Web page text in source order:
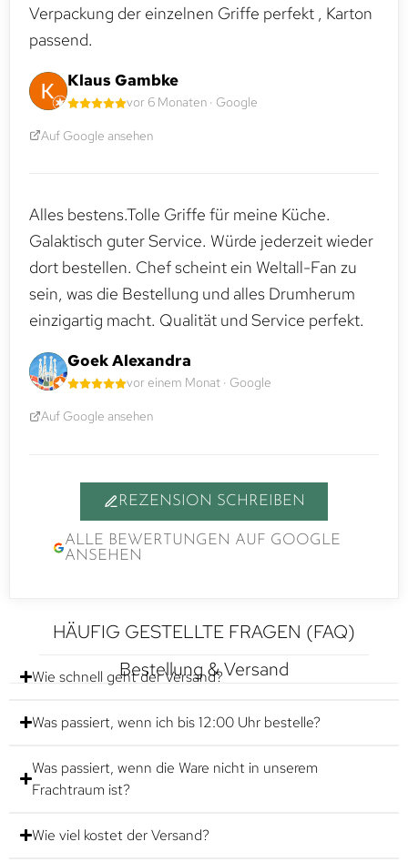
Verpackung der einzelnen Griffe perfekt , Karton
passend.
Klaus Gambke
vor 6 Monaten · Google
Auf Google ansehen
Alles bestens.Tolle Griffe für meine Küche.
Galaktisch guter Service. Würde jederzeit wieder
dort bestellen. Chef scheint ein Weltall-Fan zu
sein, was die Bestellung und alles Drumherum
einzigartig macht. Qualität und Service perfekt.
Goek Alexandra
vor einem Monat · Google
Auf Google ansehen
REZENSION SCHREIBEN
ALLE BEWERTUNGEN AUF GOOGLE
ANSEHEN
HÄUFIG GESTELLTE FRAGEN (FAQ)
Bestellung & Versand
Wie schnell geht der Versand?
Was passiert, wenn ich bis 12:00 Uhr bestelle?
Was passiert, wenn die Ware nicht in unserem
Frachtraum ist?
Wie viel kostet der Versand?